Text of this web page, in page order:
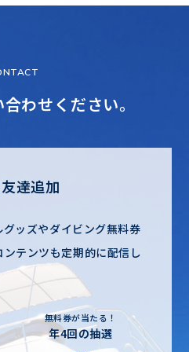
わせください。
達追加
ッズやダイビング無料券
ンテンツも定期的に配信し
無料券が当たる！
年4回の抽選